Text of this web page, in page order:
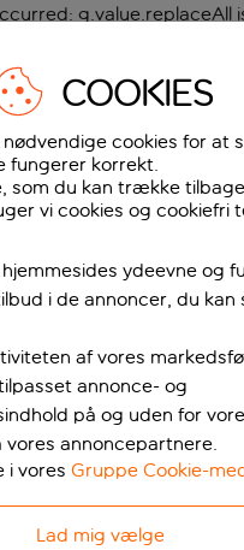
g.value.replaceAll
COOKIES
cookies for at
fungerer korrekt.
som du kan trække
vi cookies og cookiefri
ydeevne og
i de annoncer, du kan
af vores
annonce- og
på og uden for
vores annoncepartnere.
i voresGruppe Cookie-
Lad mig vælge